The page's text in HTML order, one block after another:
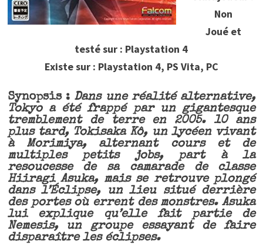
Non
Joué et
testé sur : Playstation 4
Existe sur : Playstation 4, PS Vita, PC
Synopsis : Dans une réalité alternative,
Tokyo a été frappé par un gigantesque
tremblement de terre en 2005. 10 ans
plus tard, Tokisaka Kô, un lycéen vivant
à Morimiya, alternant cours et de
multiples petits jobs, part à la
resoucesse de sa camarade de classe
Hiiragi Asuka, mais se retrouve plongé
dans l’Éclipse, un lieu situé derrière
des portes où errent des monstres. Asuka
lui explique qu’elle fait partie de
Nemesis, un groupe essayant de faire
disparaître les éclipses.